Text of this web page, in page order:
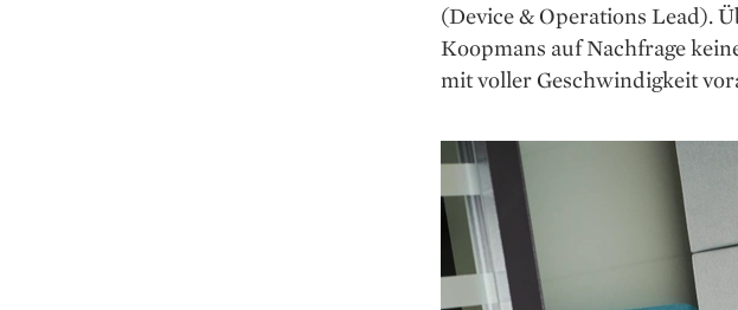
(Device & Operations Lead).
Koopmans auf Nachfrage
mit voller Geschwindigkeit